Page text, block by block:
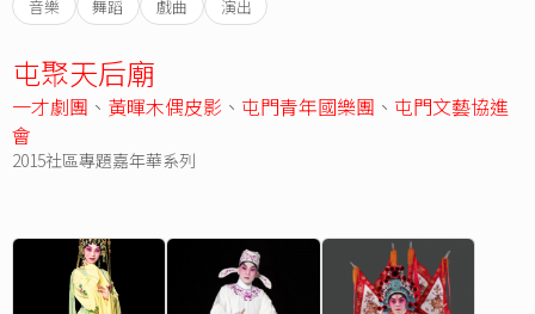
音樂 舞蹈 戲曲 演出
屯聚天后廟
一才劇團 、 黃暉木偶皮影 、 屯門青年國樂團 、 屯門文藝協進
會
2015社區專題嘉年華系列